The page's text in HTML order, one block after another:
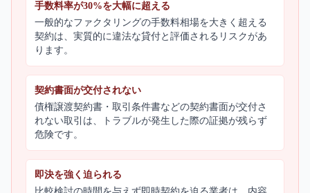
手数料率が30%を大幅に超える
一般的なファクタリングの手数料相場を大きく超える
契約は、実質的に違法な貸付と評価されるリスクがあ
ります。
契約書面が交付されない
債権譲渡契約書・取引条件書などの契約書面が交付さ
れない取引は、トラブルが発生した際の証拠が残らず
危険です。
即決を強く迫られる